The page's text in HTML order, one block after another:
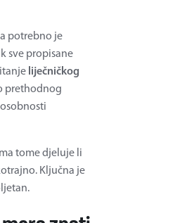
potrebno je
sve propisane
liječničkog
prethodnog
tome djeluje li
Ključna je